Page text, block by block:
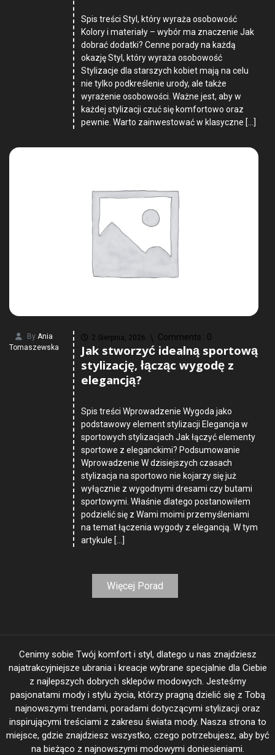
Spis treści Styl, który wyraża osobowość
Kolory i materiały – wybór ma znaczenie Jak
dobrać dodatki? Cenne porady na każdą
okazję Styl, który wyraża osobowość
Stylizacje dla starszych kobiet mają na celu
nie tylko podkreślenie urody, ale także
wyrażenie osobowości. Ważne jest, aby w
każdej stylizacji czuć się komfortowo oraz
pewnie. Warto zainwestować w klasyczne […]
By Ania
Tomaszewska
2 Sierpnia, 2026 Comments : 0
Jak stworzyć idealną sportową
stylizację, łącząc wygodę z
elegancją?
Spis treści Wprowadzenie Wygoda jako
podstawowy element stylizacji Elegancja w
sportowych stylizacjach Jak łączyć elementy
sportowe z eleganckimi? Podsumowanie
Wprowadzenie W dzisiejszych czasach
stylizacja na sportowo nie kojarzy się już
wyłącznie z wygodnymi dresami czy butami
sportowymi. Właśnie dlatego postanowiłem
podzielić się z Wami moimi przemyśleniami
na temat łączenia wygody z elegancją. W tym
artykule […]
Więcej Porad
Cenimy sobie Twój komfort i styl, dlatego u nas znajdziesz
najatrakcyjniejsze ubrania i kreacje wybrane specjalnie dla Ciebie
z najlepszych dobrych sklepów modowych. Jesteśmy
pasjonatami mody i stylu życia, którzy pragną dzielić się z Tobą
najnowszymi trendami, poradami dotyczącymi stylizacji oraz
inspirującymi treściami z zakresu świata mody. Nasza strona to
miejsce, gdzie znajdziesz wszystko, czego potrzebujesz, aby być
na bieżąco z najnowszymi modowymi doniesieniami.